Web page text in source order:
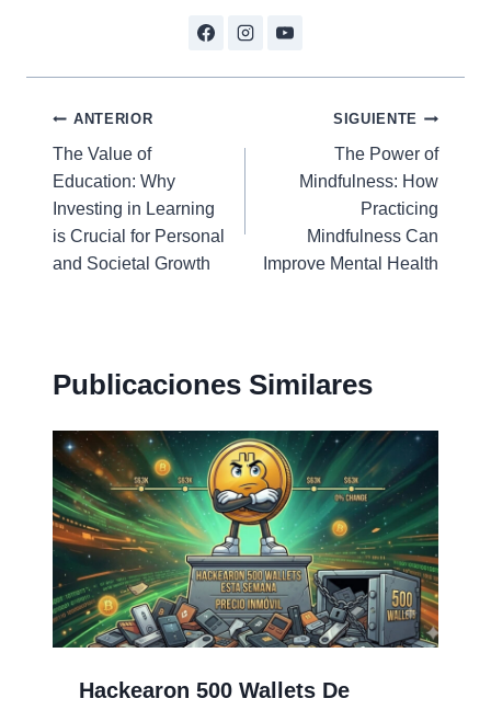
Navegación
de
entradas
ANTERIOR
The Value of
Education: Why
Investing in Learning
is Crucial for Personal
and Societal Growth
SIGUIENTE
The Power of
Mindfulness: How
Practicing
Mindfulness Can
Improve Mental Health
Publicaciones Similares
Hackearon 500 Wallets De